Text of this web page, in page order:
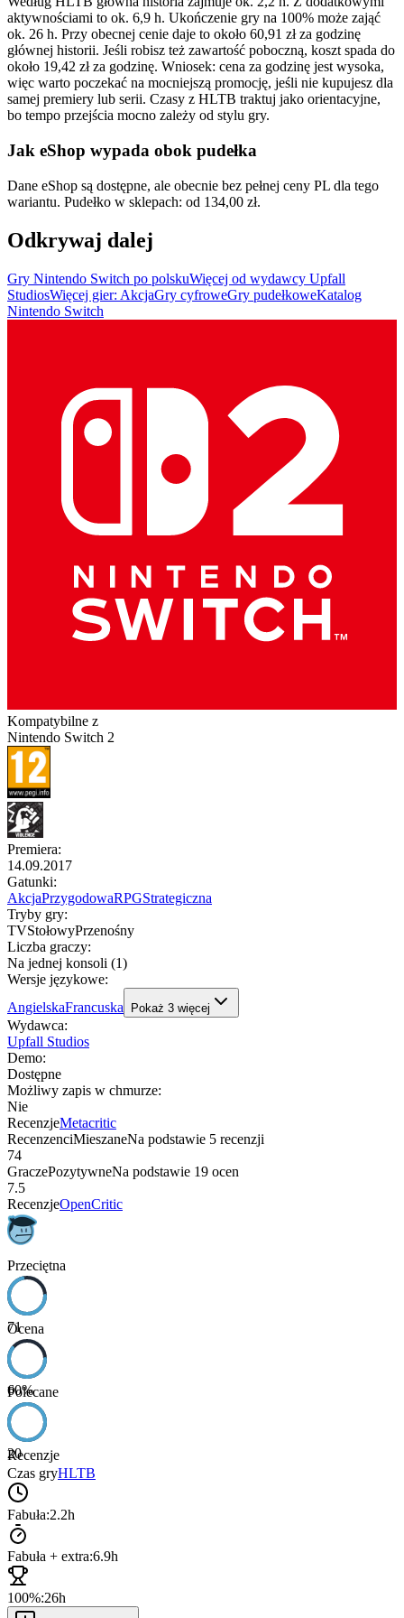
aktywnościami to ok. 6,9 h. Ukończenie gry na 100% może zająć
ok. 26 h. Przy obecnej cenie daje to około 60,91 zł za godzinę
głównej historii. Jeśli robisz też zawartość poboczną, koszt spada do
około 19,42 zł za godzinę. Wniosek: cena za godzinę jest wysoka,
więc warto poczekać na mocniejszą promocję, jeśli nie kupujesz dla
samej premiery lub serii. Czasy z HLTB traktuj jako orientacyjne,
bo tempo przejścia mocno zależy od stylu gry.
Jak eShop wypada obok pudełka
Dane eShop są dostępne, ale obecnie bez pełnej ceny PL dla tego
wariantu. Pudełko w sklepach: od 134,00 zł.
Odkrywaj dalej
Gry Nintendo Switch po polskuWięcej od wydawcy Upfall
StudiosWięcej gier: AkcjaGry cyfroweGry pudełkoweKatalog
Nintendo Switch
Kompatybilne z
Nintendo Switch 2
Premiera:
14.09.2017
Gatunki:
AkcjaPrzygodowaRPGStrategiczna
Tryby gry:
TVStołowyPrzenośny
Liczba graczy:
Na jednej konsoli (1)
Wersje językowe:
AngielskaFrancuska Pokaż 3 więcej
Wydawca:
Upfall Studios
Demo:
Dostępne
Możliwy zapis w chmurze:
Nie
RecenzjeMetacritic
RecenzenciMieszaneNa podstawie 5 recenzji
74
GraczePozytywneNa podstawie 19 ocen
7.5
RecenzjeOpenCritic
Przeciętna
71
Ocena
60%
Polecane
20
Recenzje
Czas gryHLTB
Fabuła:2.2h
Fabuła + extra:6.9h
100%:26h